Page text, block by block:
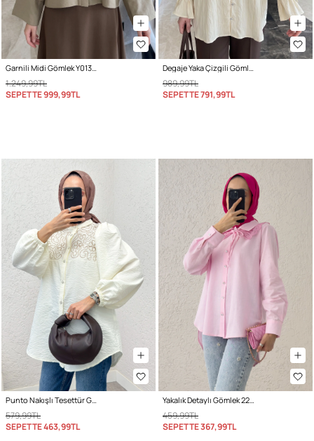
Garnili Midi Gömlek Y0138 - AÇIK HAKİ
1.249,99TL
SEPETTE999,99TL
Degaje Yaka Çizgili Gömlek Y0121 - TEREYAĞ SARISI
989,99TL
SEPETTE791,99TL
Punto Nakışlı Tesettür Gömlek 2241 - KREM
579,99TL
SEPETTE463,99TL
Yakalık Detaylı Gömlek 2214 - PEMBE
459,99TL
SEPETTE367,99TL